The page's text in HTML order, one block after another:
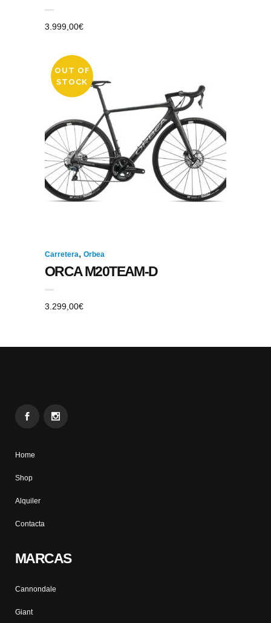
3.999,00€
OUT OF
STOCK
Carretera, Orbea
ORCA M20TEAM-D
3.299,00€
Home
Shop
Alquiler
Contacta
MARCAS
Cannondale
Giant